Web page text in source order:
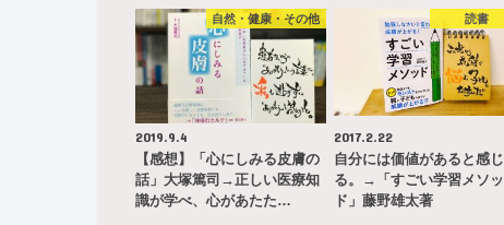
自然・健康・その他
2019.9.4
【感想】「心にしみる皮膚の
話」大塚篤司→正しい医療知
識が学べ、心があたた…
読書
2017.2.22
自分には価値があると感じ
る。→「すごい学習メソッ
ド」藤野雄太著